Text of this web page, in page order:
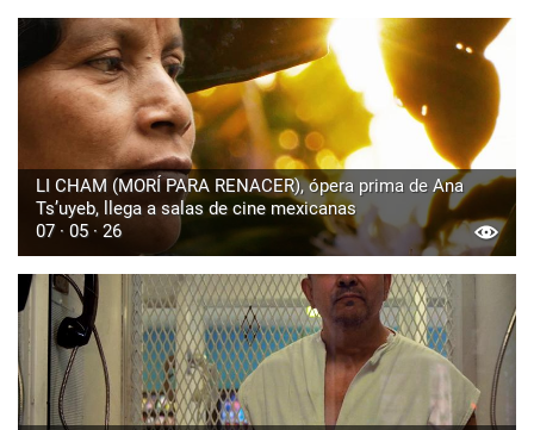
LI CHAM (MORÍ PARA RENACER), ópera prima de Ana
Ts’uyeb, llega a salas de cine mexicanas
07 · 05 · 26